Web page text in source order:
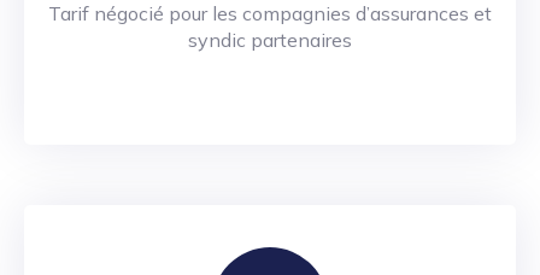
Tarif négocié pour les compagnies d’assurances et
syndic partenaires